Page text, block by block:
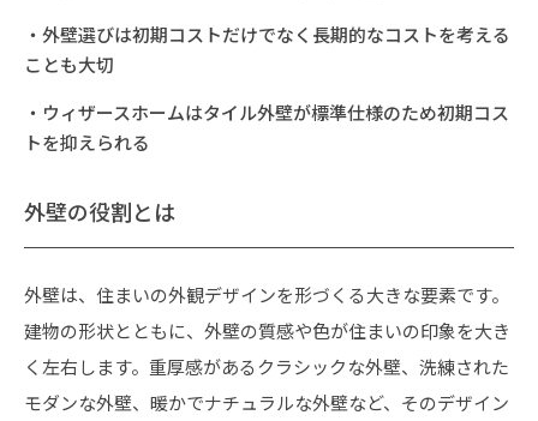
・外壁選びは初期コストだけでなく長期的なコストを考える
ことも大切
・ウィザースホームはタイル外壁が標準仕様のため初期コス
トを抑えられる
外壁の役割とは
外壁は、住まいの外観デザインを形づくる大きな要素です。
建物の形状とともに、外壁の質感や色が住まいの印象を大き
く左右します。重厚感があるクラシックな外壁、洗練された
モダンな外壁、暖かでナチュラルな外壁など、そのデザイン